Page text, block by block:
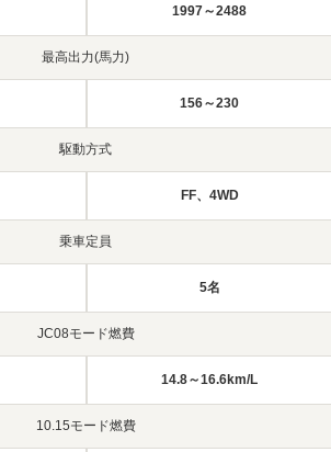
1997～2488
最高出力(馬力)
156～230
駆動方式
FF、4WD
乗車定員
5名
JC08モード燃費
14.8～16.6km/L
10.15モード燃費